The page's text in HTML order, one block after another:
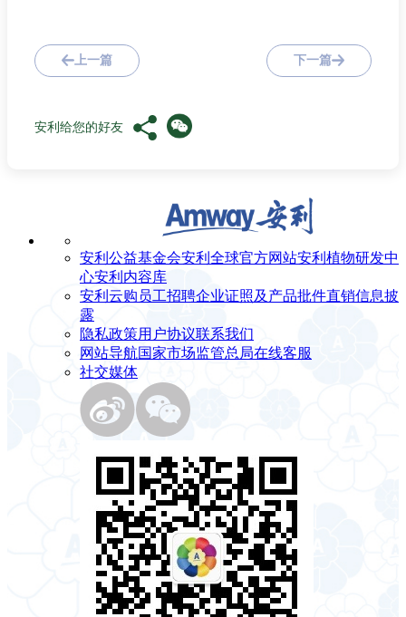
上一篇 下一篇
安利给您的好友
安利公益基金会安利全球官方网站安利植物研发中
心安利内容库
安利云购 员工招聘企业证照及产品批件直销信息披
露
隐私政策用户协议联系我们
网站导航国家市场监管总局在线客服
社交媒体